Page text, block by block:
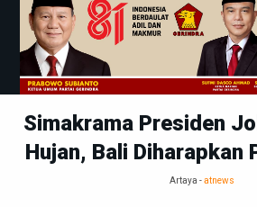
Simakrama Presiden
Hujan, Bali Diharapkan
Artaya -atnews